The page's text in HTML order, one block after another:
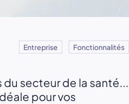
Entreprise Fonctionnalités
secteur de la santé...
pour vos